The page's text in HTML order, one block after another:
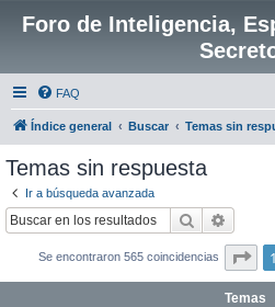
Foro de Inteligencia,
FAQ
Índice general Buscar Temas sin
Temas sin respuesta
Ir a búsqueda avanzada
Buscar
Se encontraron 565 coincidencias 1
Temas